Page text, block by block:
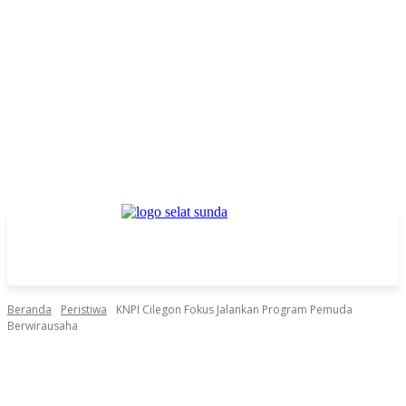
Beranda Peristiwa
KNPI Cilegon Fokus Jalankan Program Pemuda
Berwirausaha